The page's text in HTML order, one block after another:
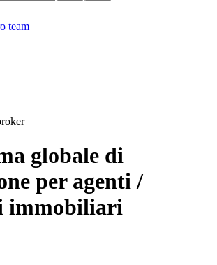
team
globale di
per agenti /
immobiliari